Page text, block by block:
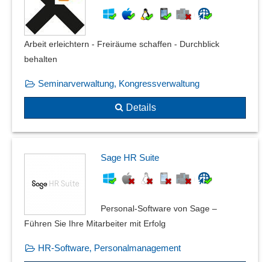
Arbeit erleichtern - Freiräume schaffen - Durchblick
behalten
Seminarverwaltung, Kongressverwaltung
Details
Sage HR Suite
Personal-Software von Sage –
Führen Sie Ihre Mitarbeiter mit Erfolg
HR-Software, Personalmanagement